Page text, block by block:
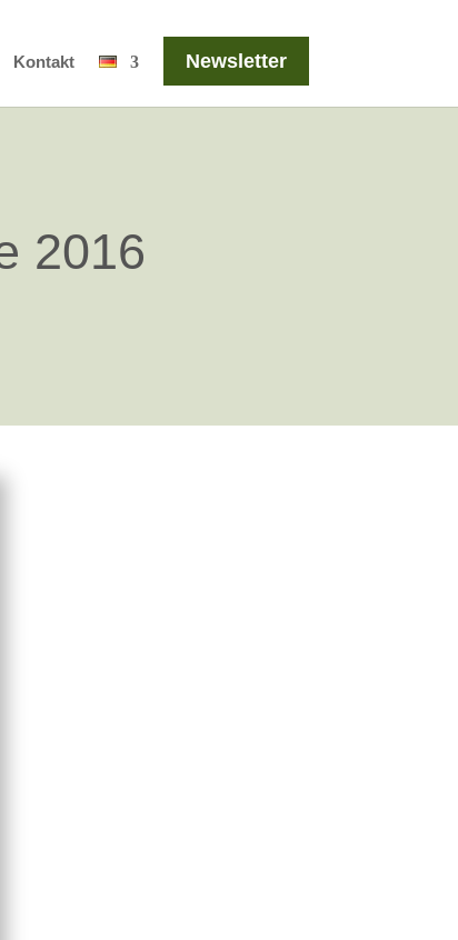
Kontakt Newsletter
2016